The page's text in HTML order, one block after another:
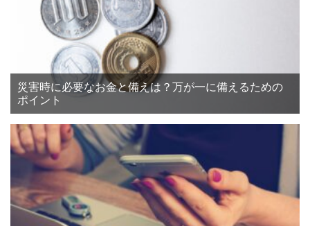
災害時に必要なお金と備えは？万が一に備えるための
ポイント